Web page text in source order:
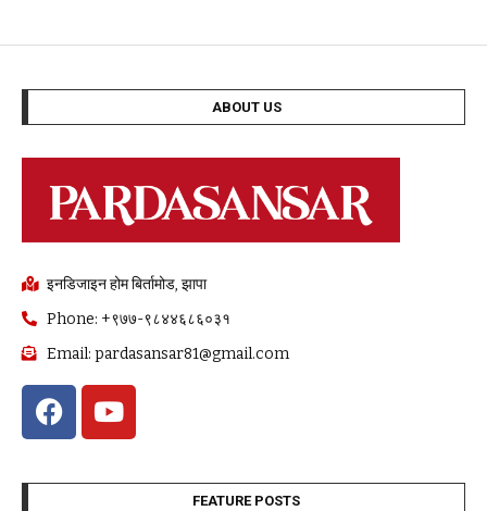
ABOUT US
इनडिजाइन होम बिर्तामोड, झापा
Phone: +९७७-९८४४६८६०३१
Email: pardasansar81@gmail.com
FEATURE POSTS